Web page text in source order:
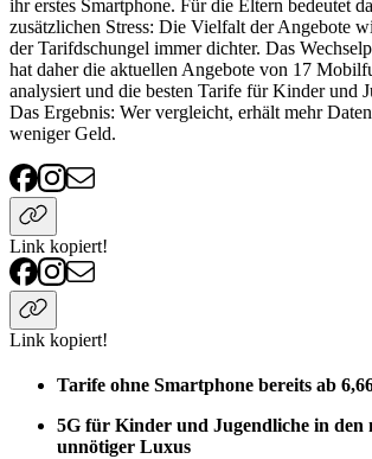
ihr erstes Smartphone. Für die Eltern bedeutet
zusätzlichen Stress: Die Vielfalt der Angebote
der Tarifdschungel immer dichter. Das
hat daher die aktuellen Angebote von 17
analysiert und die besten Tarife für Kinder und
Das Ergebnis: Wer vergleicht, erhält mehr
weniger Geld.
Link kopiert!
Link kopiert!
Tarife ohne Smartphone bereits ab
5G für Kinder und Jugendliche in den
unnötiger Luxus